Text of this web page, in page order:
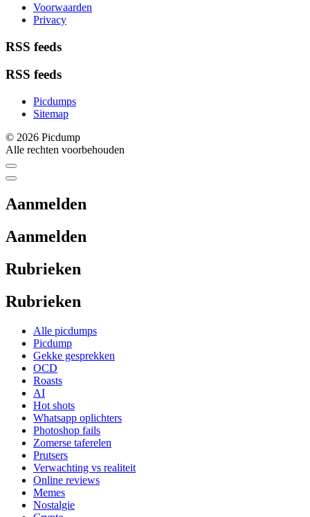
Voorwaarden
Privacy
RSS feeds
RSS feeds
Picdumps
Sitemap
© 2026 Picdump
Alle rechten voorbehouden
Aanmelden
Aanmelden
Rubrieken
Rubrieken
Alle picdumps
Picdump
Gekke gesprekken
OCD
Roasts
AI
Hot shots
Whatsapp oplichters
Photoshop fails
Zomerse taferelen
Prutsers
Verwachting vs realiteit
Online reviews
Memes
Nostalgie